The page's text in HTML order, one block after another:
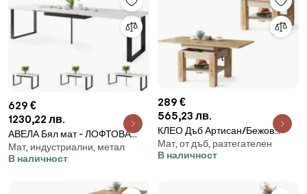
629 €
1230,22 лв.
АВЕЛА Бял мат - ЛОФТОВА
ХОЛНА/ТРАПЕЗНА МАСА
РАЗТЕГАТЕЛНА ДО 310 cм!
Мат, индустриални, метал
В наличност
289 €
565,23 лв.
КЛЕО Дъб Артисан/Бежов
(Шампанско) - РАЗТЕГАТЕЛНА
ХОЛНА МАСА С ПОВДИГАЩ
Мат, от дъб, разтегателен
В наличност